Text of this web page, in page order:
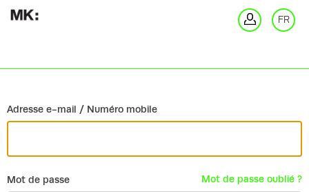
FR
Adresse e-mail / Numéro mobile
Mot de passe Mot de passe oublié ?